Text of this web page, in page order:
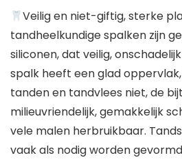
Veilig en niet-giftig, sterke
tandheelkundige spalken zijn
siliconen, dat veilig,
spalk heeft een glad
tanden en tandvlees niet, de
milieuvriendelijk, gemakkelijk
vele malen herbruikbaar.
vaak als nodig worden